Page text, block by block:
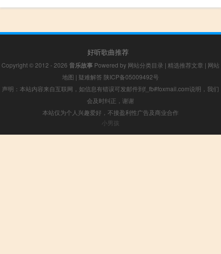
好听歌曲推荐
Copyright © 2012 - 2026 音乐故事 Powered by 网站分类目录 | 精选推荐文章 | 网站
地图 | 疑难解答 陕ICP备05009492号
声明：本站内容来自互联网，如信息有错误可发邮件到f_fb#foxmail.com说明，我们
会及时纠正，谢谢
本站仅为个人兴趣爱好，不接盈利性广告及商业合作
小男孩